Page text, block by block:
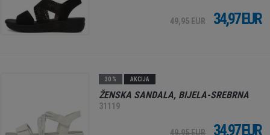
49,95 EUR 34,97 EUR
30 % AKCIJA
ŽENSKA SANDALA, BIJELA-SREBRNA
31119
49,95 EUR 34,97 EUR